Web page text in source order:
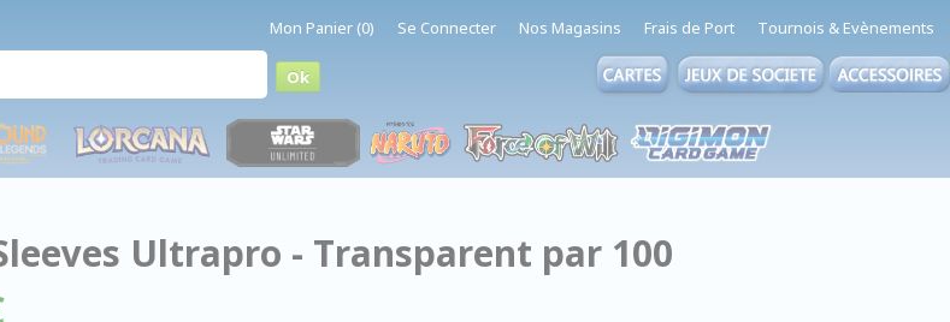
Mon Panier (0) Se Connecter Nos Magasins Frais de Port Tournois & Evènements
Ultrapro - Transparent par 100